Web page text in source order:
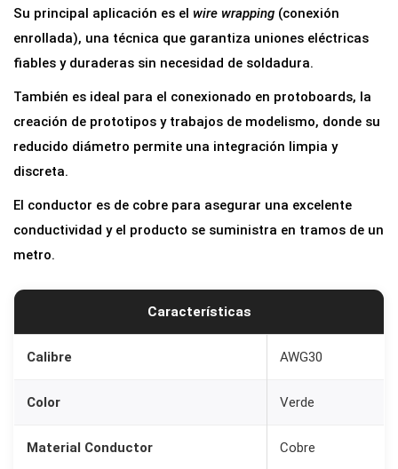
o
W
r
a
p
p
W
3
V
Su principal aplicación es el wire wrapping (conexión
enrollada), una técnica que garantiza uniones eléctricas
fiables y duraderas sin necesidad de soldadura.
También es ideal para el conexionado en protoboards, la
creación de prototipos y trabajos de modelismo, donde su
reducido diámetro permite una integración limpia y
discreta.
El conductor es de cobre para asegurar una excelente
conductividad y el producto se suministra en tramos de un
metro.
Características
Calibre AWG30
Color Verde
Material Conductor Cobre